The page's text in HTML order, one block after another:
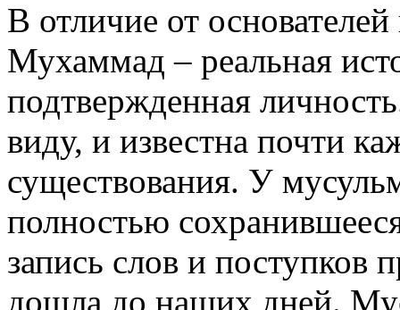
В отличие от
Мухаммад – реальная
подтвержденная
виду, и известна почти
существования. У
полностью
запись слов и поступков
дошла до наших дней.